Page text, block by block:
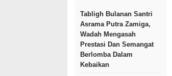
Tabligh Bulanan Santri
Asrama Putra Zamiga,
Wadah Mengasah
Prestasi Dan Semangat
Berlomba Dalam
Kebaikan